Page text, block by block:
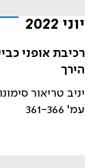
יוני 2022
רכיבת אופני
הירך
יניב טריאור
עמ' 361-366